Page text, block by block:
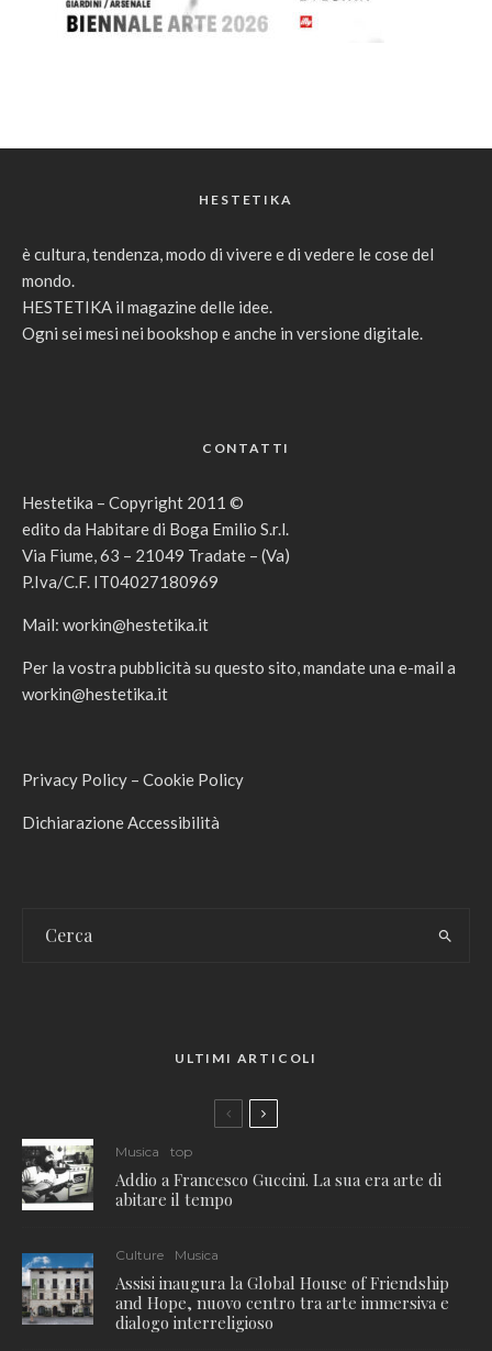
HESTETIKA
è cultura, tendenza, modo di vivere e di vedere le cose del
mondo.
HESTETIKA il magazine delle idee.
Ogni sei mesi nei bookshop e anche in versione digitale.
CONTATTI
Hestetika – Copyright 2011 ©
edito da Habitare di Boga Emilio S.r.l.
Via Fiume, 63 – 21049 Tradate – (Va)
P.Iva/C.F. IT04027180969
Mail: workin@hestetika.it
Per la vostra pubblicità su questo sito, mandate una e-mail a
workin@hestetika.it
Privacy Policy – Cookie Policy
Dichiarazione Accessibilità
ULTIMI ARTICOLI
Musica top
Addio a Francesco Guccini. La sua era arte di
abitare il tempo
Culture Musica
Assisi inaugura la Global House of Friendship
and Hope, nuovo centro tra arte immersiva e
dialogo interreligioso